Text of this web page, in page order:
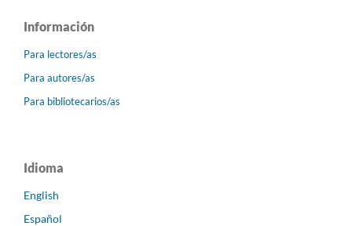
Información
Para lectores/as
Para autores/as
Para bibliotecarios/as
Idioma
English
Español